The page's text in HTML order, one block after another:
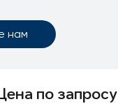
нам
по запросу